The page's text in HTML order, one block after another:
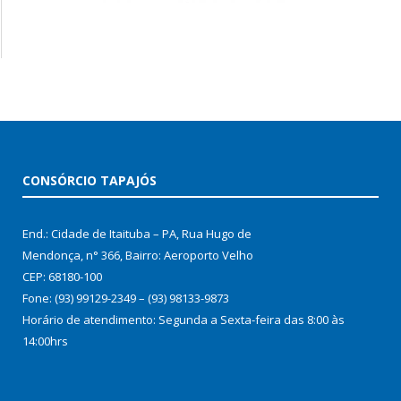
CONSÓRCIO TAPAJÓS
End.: Cidade de Itaituba – PA, Rua Hugo de
Mendonça, n° 366, Bairro: Aeroporto Velho
CEP: 68180-100
Fone: (93) 99129-2349 – (93) 98133-9873
Horário de atendimento: Segunda a Sexta-feira das 8:00 às
14:00hrs